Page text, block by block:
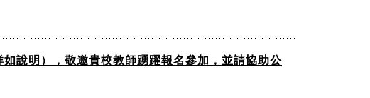
說明），敬邀貴校教師踴躍報名參加，並請協助公